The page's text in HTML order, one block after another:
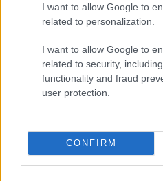
I want to allow Google to
related to personalization.
I want to allow Google to
related to security,
functionality and fraud
user protection.
CONFIRM
A mentőakció célja, hogy
életközösségek és a tóval
lápi élőhelyek
Barna Imre Yossarian
KECSKEMÉTEN